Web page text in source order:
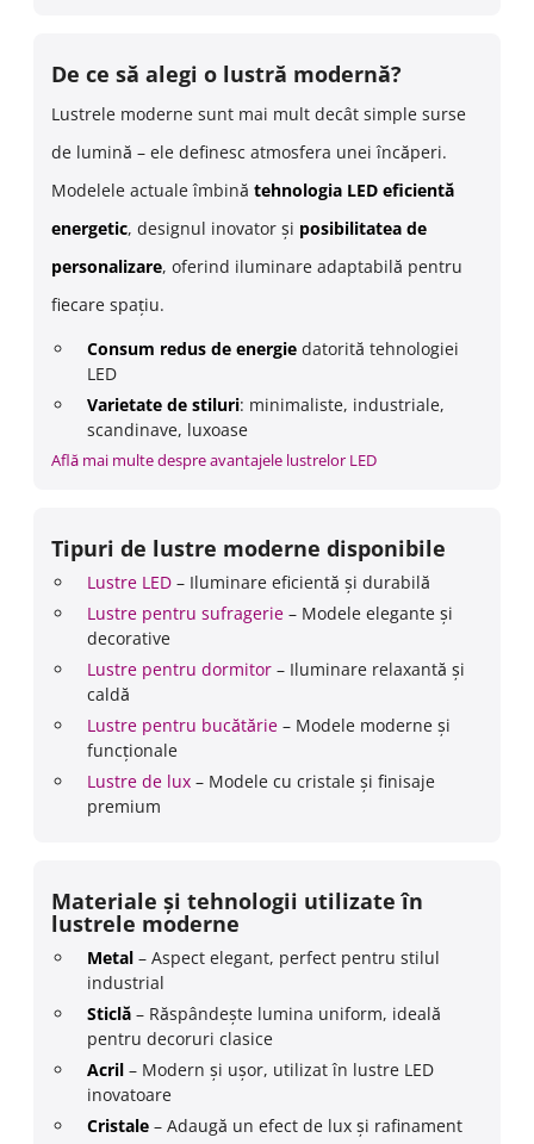
De ce să alegi o lustră modernă?
Lustrele moderne sunt mai mult decât simple surse
de lumină – ele definesc atmosfera unei încăperi.
Modelele actuale îmbină tehnologia LED eficientă
energetic, designul inovator și posibilitatea de
personalizare, oferind iluminare adaptabilă pentru
fiecare spațiu.
Consum redus de energie datorită tehnologiei
LED
Varietate de stiluri: minimaliste, industriale,
scandinave, luxoase
Află mai multe despre avantajele lustrelor LED
Tipuri de lustre moderne disponibile
Lustre LED – Iluminare eficientă și durabilă
Lustre pentru sufragerie – Modele elegante și
decorative
Lustre pentru dormitor – Iluminare relaxantă și
caldă
Lustre pentru bucătărie – Modele moderne și
funcționale
Lustre de lux – Modele cu cristale și finisaje
premium
Materiale și tehnologii utilizate în
lustrele moderne
Metal – Aspect elegant, perfect pentru stilul
industrial
Sticlă – Răspândește lumina uniform, ideală
pentru decoruri clasice
Acril – Modern și ușor, utilizat în lustre LED
inovatoare
Cristale – Adaugă un efect de lux și rafinament